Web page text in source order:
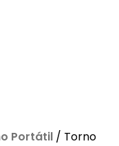
Portátil / Torno